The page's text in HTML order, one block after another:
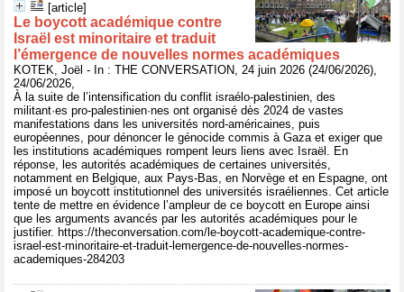
[article]
Le boycott académique contre
Israël est minoritaire et traduit
l’émergence de nouvelles normes académiques
KOTEK, Joël - In : THE CONVERSATION, 24 juin 2026 (24/06/2026),
24/06/2026,
À la suite de l’intensification du conflit israélo-palestinien, des
militant·es pro-palestinien·nes ont organisé dès 2024 de vastes
manifestations dans les universités nord-américaines, puis
européennes, pour dénoncer le génocide commis à Gaza et exiger que
les institutions académiques rompent leurs liens avec Israël. En
réponse, les autorités académiques de certaines universités,
notamment en Belgique, aux Pays-Bas, en Norvège et en Espagne, ont
imposé un boycott institutionnel des universités israéliennes. Cet article
tente de mettre en évidence l’ampleur de ce boycott en Europe ainsi
que les arguments avancés par les autorités académiques pour le
justifier. https://theconversation.com/le-boycott-academique-contre-
israel-est-minoritaire-et-traduit-lemergence-de-nouvelles-normes-
academiques-284203